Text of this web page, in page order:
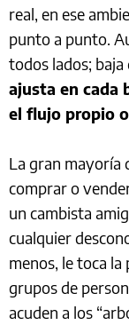
real, en ese
punto a punto.
todos lados;
ajusta en cada
el flujo propio
La gran mayoría
comprar o
un cambista
cualquier
menos, le toca
grupos de
acuden a los